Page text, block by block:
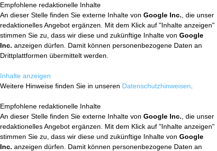
Empfohlene redaktionelle Inhalte
An dieser Stelle finden Sie externe Inhalte von Google Inc. , die unser
redaktionelles Angebot ergänzen. Mit dem Klick auf "Inhalte anzeigen"
stimmen Sie zu, dass wir diese und zukünftige Inhalte von Google
Inc. anzeigen dürfen. Damit können personenbezogene Daten an
Drittplattformen übermittelt werden.
Inhalte anzeigen
Weitere Hinweise finden Sie in unseren Datenschutzhinweisen
Empfohlene redaktionelle Inhalte
An dieser Stelle finden Sie externe Inhalte von Google Inc. , die unser
redaktionelles Angebot ergänzen. Mit dem Klick auf "Inhalte anzeigen"
stimmen Sie zu, dass wir diese und zukünftige Inhalte von Google
Inc. anzeigen dürfen. Damit können personenbezogene Daten an